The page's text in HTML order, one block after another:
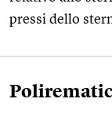
pressi dello